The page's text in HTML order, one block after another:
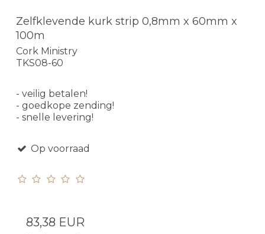
Zelfklevende kurk strip 0,8mm x 60mm x
100m
Cork Ministry
TKS08-60
- veilig betalen!
- goedkope zending!
- snelle levering!
Op voorraad
83,38 EUR